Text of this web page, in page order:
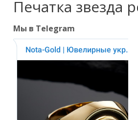
Печатка звезда
Мы в Telegram